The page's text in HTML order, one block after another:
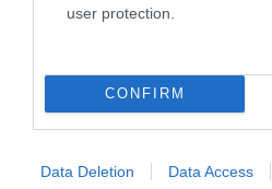
user protection.
CONFIRM
Data Deletion Data Access